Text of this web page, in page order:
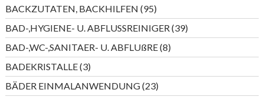
BACKZUTATEN, BACKHILFEN 9595
Produkte
BAD-,HYGIENE- U. ABFLUSSREINIGER 3939
Produkte
BAD-,WC-,SANITAER- U. ABFLUßRE 88
Produkte
BADEKRISTALLE 33
Produkte
BÄDER EINMALANWENDUNG 2323